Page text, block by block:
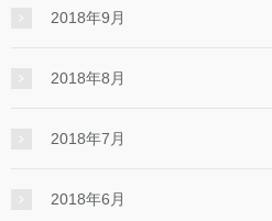
2018年9月
2018年8月
2018年7月
2018年6月